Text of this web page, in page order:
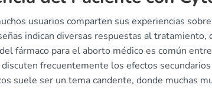
usuarios comparten sus experiencias
indican diversas respuestas al
fármaco para el aborto médico es común
frecuentemente los efectos
suele ser un tema candente, donde muchas